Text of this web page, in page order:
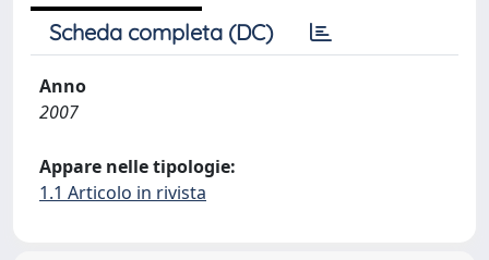
Scheda completa (DC)
Anno
2007
Appare nelle tipologie:
1.1 Articolo in rivista